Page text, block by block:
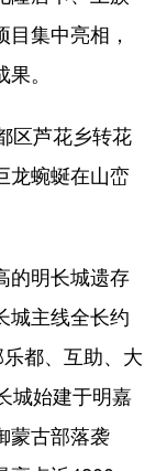
集中亮相，
。
芦花乡转花
龙蜿蜒在山峦
明长城遗存
城主线全长约
都、互助、大
城始建于明嘉
蒙古部落袭